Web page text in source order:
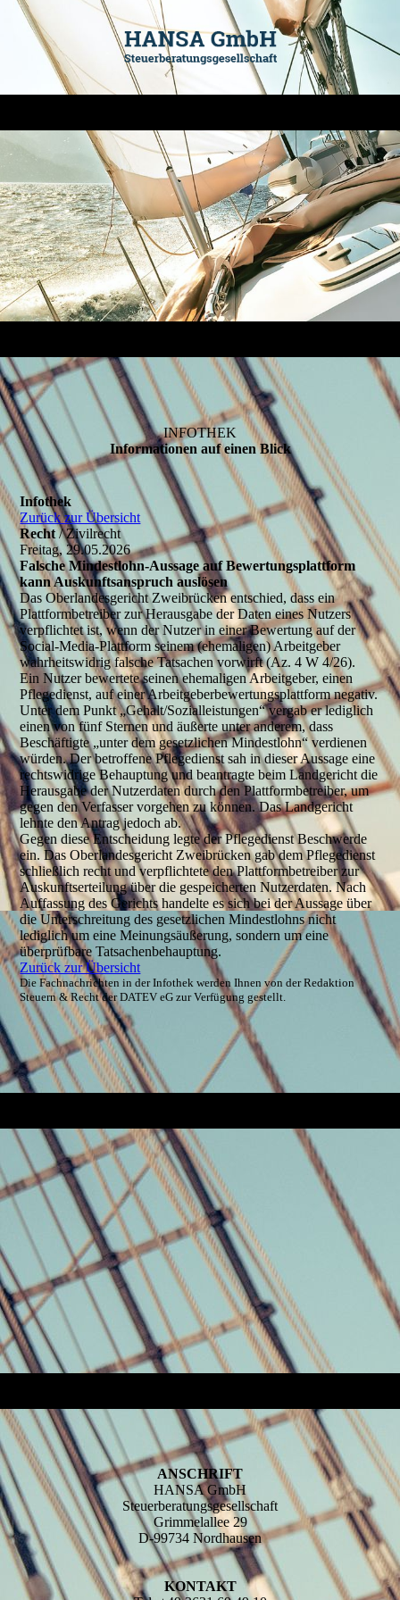
INFOTHEK
Informationen auf einen Blick
Infothek
Zurück zur Übersicht
Recht/ Zivilrecht
Freitag, 29.05.2026
Falsche Mindestlohn-Aussage auf Bewertungsplattform
kann Auskunftsanspruch auslösen
Das Oberlandesgericht Zweibrücken entschied, dass ein
Plattformbetreiber zur Herausgabe der Daten eines Nutzers
verpflichtet ist, wenn der Nutzer in einer Bewertung auf der
Social-Media-Plattform seinem (ehemaligen) Arbeitgeber
wahrheitswidrig falsche Tatsachen vorwirft (Az. 4 W 4/26).
Ein Nutzer bewertete seinen ehemaligen Arbeitgeber, einen
Pflegedienst, auf einer Arbeitgeberbewertungsplattform negativ.
Unter dem Punkt „Gehalt/Sozialleistungen“ vergab er lediglich
einen von fünf Sternen und äußerte unter anderem, dass
Beschäftigte „unter dem gesetzlichen Mindestlohn“ verdienen
würden. Der betroffene Pflegedienst sah in dieser Aussage eine
rechtswidrige Behauptung und beantragte beim Landgericht die
Herausgabe der Nutzerdaten durch den Plattformbetreiber, um
gegen den Verfasser vorgehen zu können. Das Landgericht
lehnte den Antrag jedoch ab.
Gegen diese Entscheidung legte der Pflegedienst Beschwerde
ein. Das Oberlandesgericht Zweibrücken gab dem Pflegedienst
schließlich recht und verpflichtete den Plattformbetreiber zur
Auskunftserteilung über die gespeicherten Nutzerdaten. Nach
Auffassung des Gerichts handelte es sich bei der Aussage über
die Unterschreitung des gesetzlichen Mindestlohns nicht
lediglich um eine Meinungsäußerung, sondern um eine
überprüfbare Tatsachenbehauptung.
Zurück zur Übersicht
Die Fachnachrichten in der Infothek werden Ihnen von der Redaktion
Steuern & Recht der DATEV eG zur Verfügung gestellt.
ANSCHRIFT
HANSA GmbH
Steuerberatungsgesellschaft
Grimmelallee 29
D-99734 Nordhausen
KONTAKT